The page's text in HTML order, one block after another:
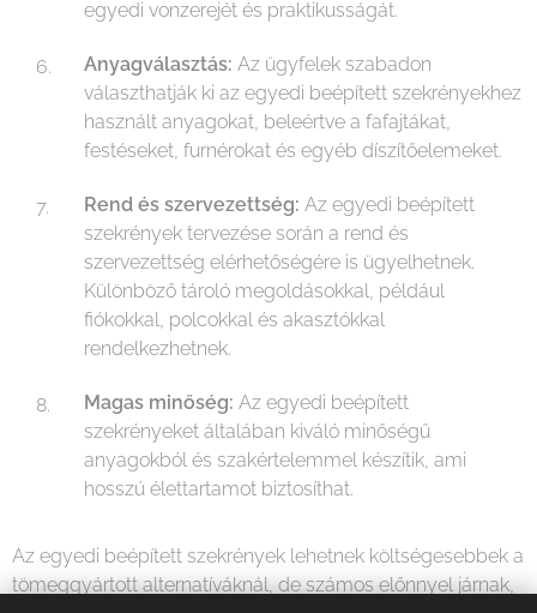
egyedi vonzerejét és praktikusságát.
Anyagválasztás: Az ügyfelek szabadon
választhatják ki az egyedi beépített szekrényekhez
használt anyagokat, beleértve a fafajtákat,
festéseket, furnérokat és egyéb díszítőelemeket.
Rend és szervezettség: Az egyedi beépített
szekrények tervezése során a rend és
szervezettség elérhetőségére is ügyelhetnek.
Különböző tároló megoldásokkal, például
fiókokkal, polcokkal és akasztókkal
rendelkezhetnek.
Magas minőség: Az egyedi beépített
szekrényeket általában kiváló minőségű
anyagokból és szakértelemmel készítik, ami
hosszú élettartamot biztosíthat.
Az egyedi beépített szekrények lehetnek költségesebbek a
tömeggyártott alternatíváknál, de számos előnnyel járnak,